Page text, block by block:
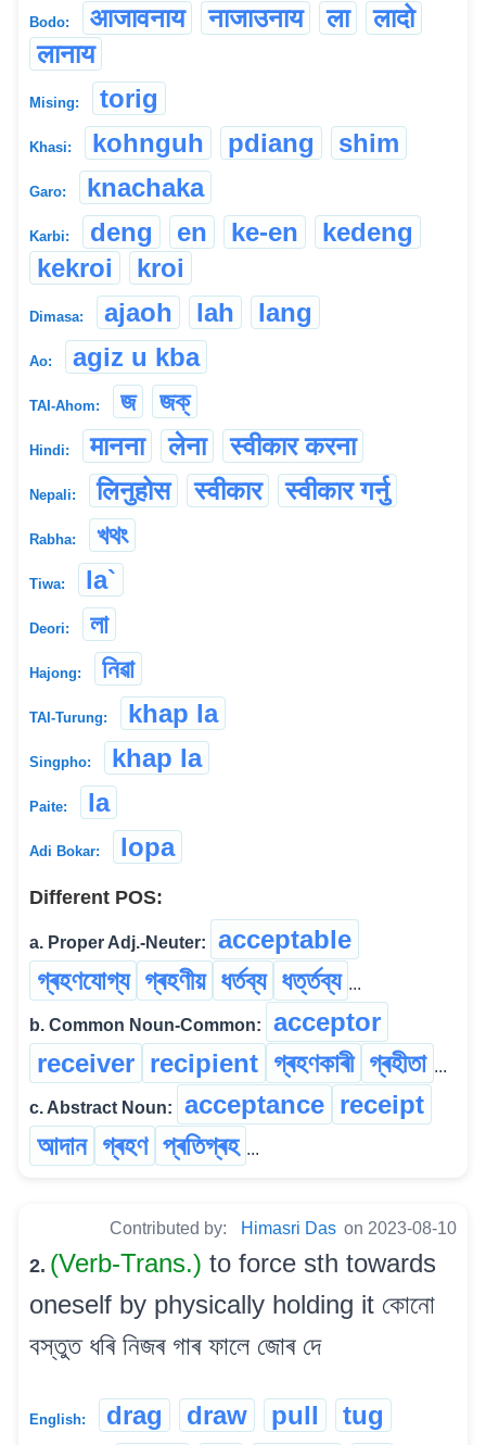
Bodo: आजावनाय नाजाउनाय ला
लादो
लानाय
Mising: torig
Khasi: kohnguh pdiang shim
Garo: knachaka
Karbi: deng en ke-en
kedeng
kekroi
kroi
Dimasa: ajaoh lah lang
Ao: agiz u kba
TAI-Ahom: জ জক্
Hindi: मानना लेना स्वीकार करना
Nepali: लिनुहोस स्वीकार स्वीकार गर्नु
Rabha: খথং
Tiwa: la`
Deori: লা
Hajong: নিৱা
TAI-Turung: khap la
Singpho: khap la
Paite: la
Adi Bokar: lopa
Different POS:
a. Proper Adj.-Neuter:
acceptable
গ্ৰহণযোগ্য গ্ৰহণীয় ধৰ্তব্য ধৰ্ত্তব্য ...
b. Common Noun-Common:
acceptor
receiver recipient গ্ৰহণকাৰী গ্ৰহীতা ...
c. Abstract Noun: acceptance receipt
আদান গ্ৰহণ প্ৰতিগ্ৰহ ...
Contributed by: Himasri Das on 2023-08-10
2. (Verb-Trans.) to force sth towards
oneself by physically holding it কোনো
বস্তুত ধৰি নিজৰ গাৰ ফালে জোৰ দে
English: drag draw pull
tug